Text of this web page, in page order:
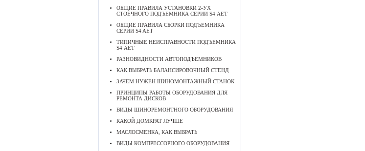
ОБЩИЕ ПРАВИЛА УСТАНОВКИ 2-УХ
СТОЕЧНОГО ПОДЪЕМНИКА СЕРИИ S4 АЕТ
ОБЩИЕ ПРАВИЛА СБОРКИ ПОДЪЕМНИКА
СЕРИИ S4 AET
ТИПИЧНЫЕ НЕИСПРАВНОСТИ ПОДЪЕМНИКА
S4 АЕТ
РАЗНОВИДНОСТИ АВТОПОДЪЕМНИКОВ
КАК ВЫБРАТЬ БАЛАНСИРОВОЧНЫЙ СТЕНД
ЗАЧЕМ НУЖЕН ШИНОМОНТАЖНЫЙ СТАНОК
ПРИНЦИПЫ РАБОТЫ ОБОРУДОВАНИЯ ДЛЯ
РЕМОНТА ДИСКОВ
ВИДЫ ШИНОРЕМОНТНОГО ОБОРУДОВАНИЯ
КАКОЙ ДОМКРАТ ЛУЧШЕ
МАСЛОСМЕНКА, КАК ВЫБРАТЬ
ВИДЫ КОМПРЕССОРНОГО ОБОРУДОВАНИЯ